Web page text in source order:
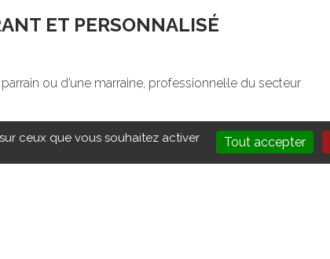
ET PERSONNALISÉ
ou d’une marraine, professionnel·le du secteur
ceux que vous souhaitez activer Tout accepter